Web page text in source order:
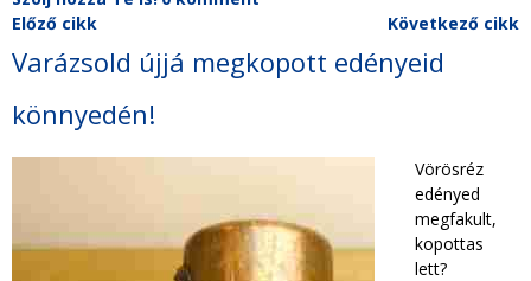
TAKARÍTÁS CÉGEKNEK
Előző cikk
Következő cikk
Varázsold újjá megkopott edényeid
könnyedén!
Vörösréz
edényed
megfakult,
kopottas
lett?